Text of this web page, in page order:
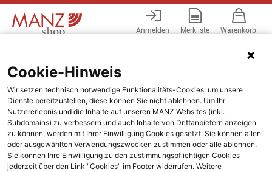
Anmelden Merkliste Warenkorb
Cookie-Hinweis
Wir setzen technisch notwendige Funktionalitäts-Cookies, um unsere
Dienste bereitzustellen, diese können Sie nicht ablehnen. Um Ihr
Nutzererlebnis und die Inhalte auf unseren MANZ Websites (inkl.
Subdomains) zu verbessern und auch Inhalte von Drittanbietern anzeigen
zu können, werden mit Ihrer Einwilligung Cookies gesetzt. Sie können allen
oder ausgewählten Verwendungszwecken zustimmen oder alle ablehnen.
Sie können Ihre Einwilligung zu den zustimmungspflichtigen Cookies
jederzeit über den Link "Cookies" im Footer widerrufen. Weitere